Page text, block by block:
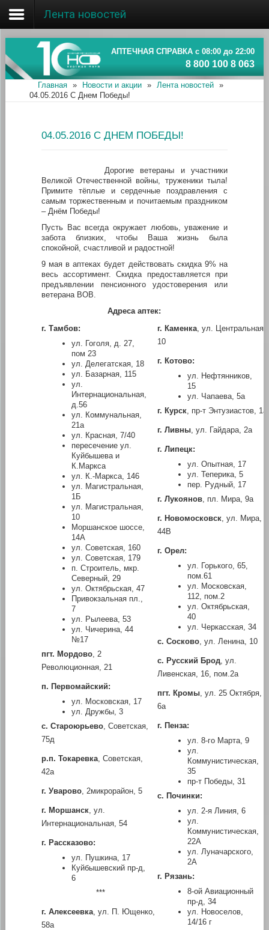
Главная
Об ассоциации
Наши аптеки
Информация
Лента новостей
АПТЕЧНАЯ СПРАВКА с 08:00 до 22:00
8 800 100 8 063
Главная » Новости и акции » Лента новостей
»
04.05.2016 С Днем Победы!
04.05.2016 С ДНЕМ ПОБЕДЫ!
Дорогие ветераны и участники
Великой Отечественной войны, труженики тыла!
Примите тёплые и сердечные поздравления с
самым торжественным и почитаемым праздником
– Днём Победы!
Пусть Вас всегда окружает любовь, уважение и
забота близких, чтобы Ваша жизнь была
спокойной, счастливой и радостной!
9 мая в аптеках будет действовать скидка 9% на
весь ассортимент. Скидка предоставляется при
предъявлении пенсионного удостоверения или
ветерана ВОВ.
Адреса аптек:
г. Тамбов:
ул. Гоголя, д. 27,
пом 23
ул. Делегатская, 18
ул. Базарная, 115
ул.
Интернациональная,
д.56
ул. Коммунальная,
21а
ул. Красная, 7/40
пересечение ул.
Куйбышева и
К.Маркса
ул. К.-Маркса, 146
ул. Магистральная,
1Б
ул. Магистральная,
10
Моршанское шоссе,
14А
ул. Советская, 160
ул. Советская, 179
п. Строитель, мкр.
Северный, 29
ул. Октябрьская, 47
Привокзальная пл.,
7
ул. Рылеева, 53
ул. Чичерина, 44
№17
пгт. Мордово, 2
Революционная, 21
п. Первомайский:
ул. Московская, 17
ул. Дружбы, 3
с. Староюрьево, Советская,
75д
р.п. Токаревка, Советская,
42а
г. Уварово, 2микрорайон, 5
г. Моршанск, ул.
Интернациональная, 54
г. Рассказово:
ул. Пушкина, 17
Куйбышевский пр-д,
6
***
г. Алексеевка, ул. П. Ющенко,
58а
г. Каменка, ул. Центральная,
10
г. Котово:
ул. Нефтянников,
15
ул. Чапаева, 5а
г. Курск, пр-т Энтузиастов, 1а
г. Ливны, ул. Гайдара, 2а
г. Липецк:
ул. Опытная, 17
ул. Теперика, 5
пер. Рудный, 17
г. Лукоянов, пл. Мира, 9а
г. Новомосковск, ул. Мира,
44В
г. Орел:
ул. Горького, 65,
пом.61
ул. Московская,
112, пом.2
ул. Октябрьская,
40
ул. Черкасская, 34
с. Сосково, ул. Ленина, 10
с. Русский Брод, ул.
Ливенская, 16, пом.2а
пгт. Кромы, ул. 25 Октября,
6а
г. Пенза:
ул. 8-го Марта, 9
ул.
Коммунистическая,
35
пр-т Победы, 31
с. Починки:
ул. 2-я Линия, 6
ул.
Коммунистическая,
22А
ул. Луначарского,
2А
г. Рязань:
8-ой Авиационный
пр-д, 34
ул. Новоселов,
14/16 г